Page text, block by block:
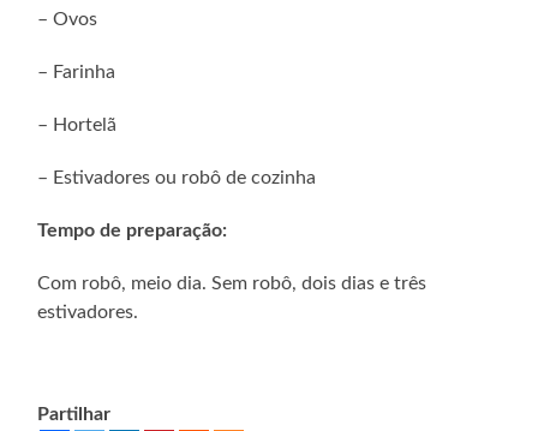
– Ovos
– Farinha
– Hortelã
– Estivadores ou robô de cozinha
Tempo de preparação:
Com robô, meio dia. Sem robô, dois dias e três
estivadores.
Partilhar